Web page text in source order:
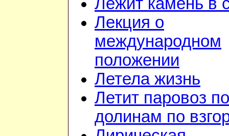
Лежит камень в
Лекция о
международном
положении
Летела жизнь
Летит паровоз по
долинам по